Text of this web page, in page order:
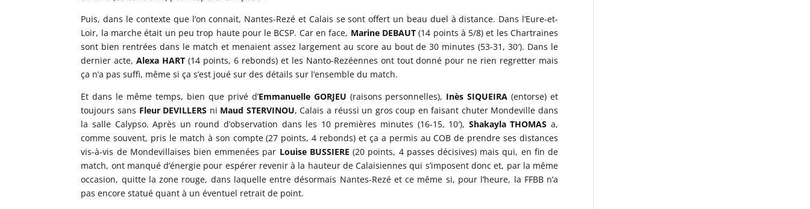
Puis, dans le contexte que l’on connait, Nantes-Rezé et Calais se sont offert un beau duel à distance. Dans l’Eure-et-
Loir, la marche était un peu trop haute pour le BCSP. Car en face, Marine DEBAUT(14 points à 5/8) et les Chartraines
sont bien rentrées dans le match et menaient assez largement au score au bout de 30 minutes (53-31, 30′). Dans le
dernier acte,Alexa HART (14 points, 6 rebonds) et les Nanto-Rezéennes ont tout donné pour ne rien regretter mais
ça n’a pas suffi, même si ça s’est joué sur des détails sur l’ensemble du match.
Et dans le même temps, bien que privé d’Emmanuelle GORJEU (raisons personnelles), Inès SIQUEIRA (entorse) et
toujours sans Fleur DEVILLERS ni Maud STERVINOU, Calais a réussi un gros coup en faisant chuter Mondeville dans
la salle Calypso. Après un round d’observation dans les 10 premières minutes (16-15, 10′), Shakayla THOMAS a,
comme souvent, pris le match à son compte (27 points, 4 rebonds) et ça a permis au COB de prendre ses distances
vis-à-vis de Mondevillaises bien emmenées par Louise BUSSIERE (20 points, 4 passes décisives) mais qui, en fin de
match, ont manqué d’énergie pour espérer revenir à la hauteur de Calaisiennes qui s’imposent donc et, par la même
occasion, quitte la zone rouge, dans laquelle entre désormais Nantes-Rezé et ce même si, pour l’heure, la FFBB n’a
pas encore statué quant à un éventuel retrait de point.